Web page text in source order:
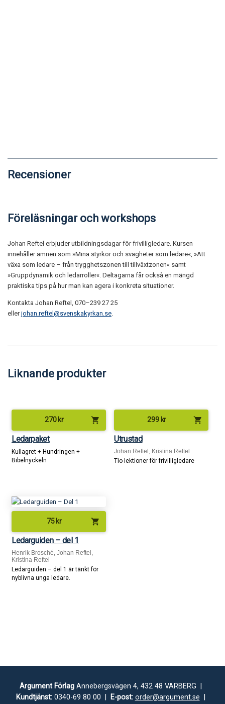
Recensioner
Föreläsningar och workshops
Johan Reftel erbjuder utbildningsdagar för frivilligledare. Kursen
innehåller ämnen som »Mina styrkor och svagheter som ledare«, »Att
växa som ledare – från trygghetszonen till tillväxtzonen« samt
»Gruppdynamik och ledarroller«. Deltagarna får också en mängd
praktiska tips på hur man kan agera i konkreta situationer.
Kontakta Johan Reftel, 070–239 27 25
ellerjohan.reftel@svenskakyrkan.se
Liknande produkter
270 kr shopping_cart
Ledarpaket
Kullagret + Hundringen +
Bibelnyckeln
299 kr shopping_cart
Utrustad
Johan Reftel, Kristina Reftel
Tio lektioner för frivilligledare
75 kr shopping_cart
Ledarguiden – del 1
Henrik Brosché, Johan Reftel,
Kristina Reftel
Ledarguiden – del 1 är tänkt för
nyblivna unga ledare.
Argument FörlagAnnebergsvägen 4, 432 48 VARBERG |
Kundtjänst:0340-69 80 00 | E-post: order@argument.se